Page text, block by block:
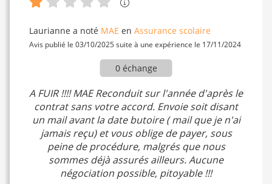
Laurianne a noté MAE en Assurance scolaire
Avis publié le 03/10/2025 suite à une expérience le 17/11/2024
0 échange
A FUIR !!!! MAE Reconduit sur l'année d'après le
contrat sans votre accord. Envoie soit disant
un mail avant la date butoire ( mail que je n'ai
jamais reçu) et vous oblige de payer, sous
peine de procédure, malgrés que nous
sommes déjà assurés ailleurs. Aucune
négociation possible, pitoyable !!!